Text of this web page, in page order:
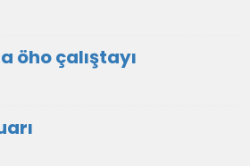
öho çalıştayı